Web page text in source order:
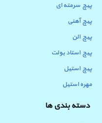
پیچ سرمته ای
پیچ آهنی
پیچ الن
پیچ استاد بولت
پیچ استیل
مهره استیل
دسته بندی ها